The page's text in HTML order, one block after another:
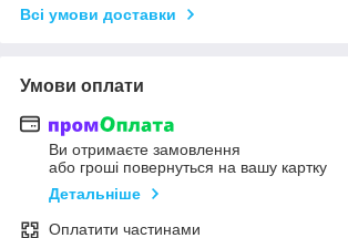
Всі умови доставки
Умови оплати
Ви отримаєте замовлення
або гроші повернуться на вашу картку
Детальніше
Оплатити частинами